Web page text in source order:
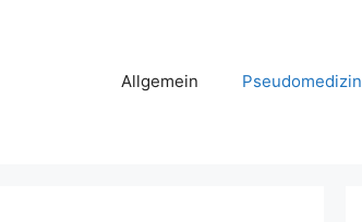
Allgemein Pseudomedizin